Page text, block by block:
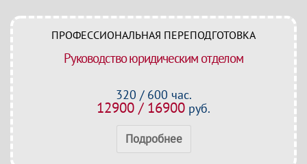
ПРОФЕССИОНАЛЬНАЯ ПЕРЕПОДГОТОВКА
Руководство юридическим отделом
320 / 600 час.
12900 / 16900 руб.
Подробнее